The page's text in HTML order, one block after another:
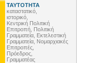
ΤΑΥΤΟΤΗΤΑ
καταστατικό,
ιστορικό,
Κεντρική Πολιτική
Επιτροπή, Πολιτική
Γραμματεία, Εκτελεστική
Γραμματεία, Νομαρχιακές
Επιτροπές,
Πρόεδρος,
Γραμματέας